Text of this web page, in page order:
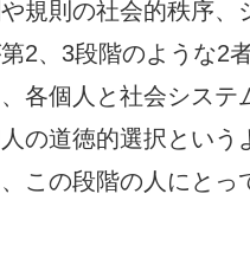
規則の社会的秩序、
2、3段階のような2
各個人と社会シス
の道徳的選択とい
この段階の人にとっ